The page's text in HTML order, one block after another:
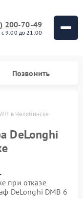
200-70-49
с 9:00 до 21:00
Позвонить
в Челябинске
DeLonghi
при отказе
DeLonghi DMB 6